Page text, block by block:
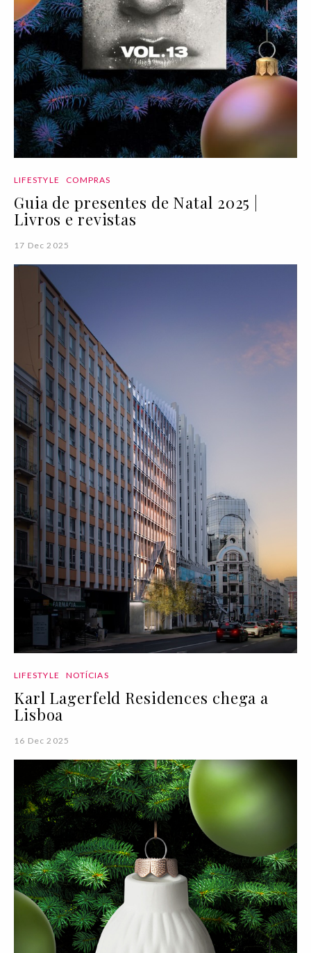
LIFESTYLE COMPRAS
Guia de presentes de Natal 2025 |
Livros e revistas
17 Dec 2025
LIFESTYLE NOTÍCIAS
Karl Lagerfeld Residences chega a
Lisboa
16 Dec 2025